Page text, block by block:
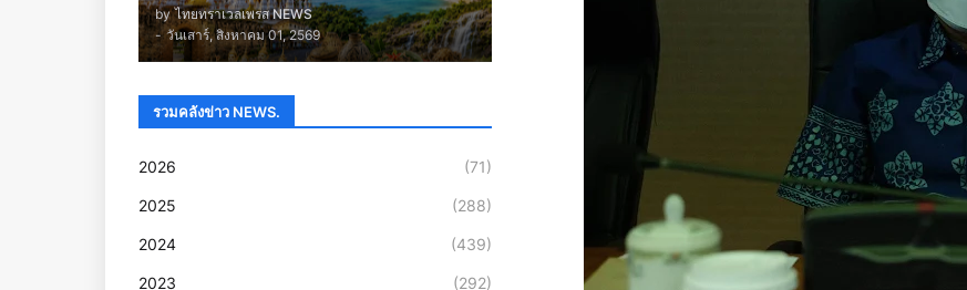
by ไทยทราเวลเพรส NEWS
- วันเสาร์, สิงหาคม 01, 2569
รวมคลังข่าว NEWS.
2026 (71)
2025 (288)
2024 (439)
2023 (292)